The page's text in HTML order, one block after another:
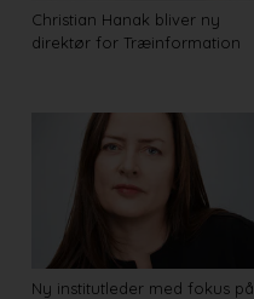
Christian Hanak bliver ny
direktør for Træinformation
Ny institutleder med fokus på